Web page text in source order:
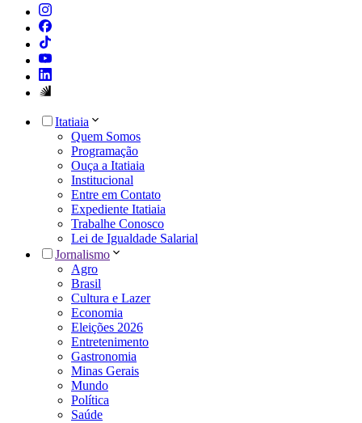
Itatiaia
Quem Somos
Programação
Ouça a Itatiaia
Institucional
Entre em Contato
Expediente Itatiaia
Trabalhe Conosco
Lei de Igualdade Salarial
Jornalismo
Agro
Brasil
Cultura e Lazer
Economia
Eleições 2026
Entretenimento
Gastronomia
Minas Gerais
Mundo
Política
Saúde